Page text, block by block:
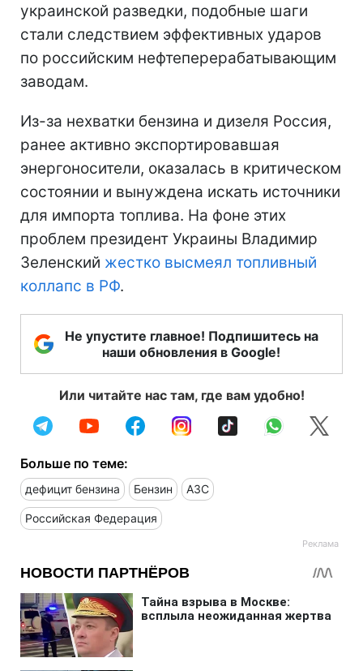
украинской разведки, подобные шаги
стали следствием эффективных ударов
по российским нефтеперерабатывающим
заводам.
Из-за нехватки бензина и дизеля Россия,
ранее активно экспортировавшая
энергоносители, оказалась в критическом
состоянии и вынуждена искать источники
для импорта топлива. На фоне этих
проблем президент Украины Владимир
Зеленский жестко высмеял топливный
коллапс в РФ.
Не упустите главное! Подпишитесь на
наши обновления в Google!
Или читайте нас там, где вам удобно!
Больше по теме:
дефицит бензина Бензин АЗС
Российская Федерация